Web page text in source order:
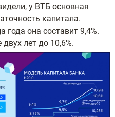
у ВТБ основная
капитала.
года она составит 9,4%.
лет до 10,6%.